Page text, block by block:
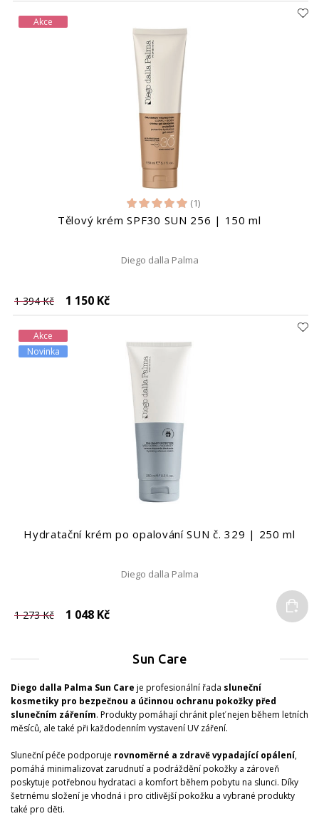
Akce
(1)
Tělový krém SPF30 SUN 256 | 150 ml
Diego dalla Palma
1 394 Kč 1 150 Kč
Akce
Novinka
Hydratační krém po opalování SUN č. 329 | 250 ml
Diego dalla Palma
1 273 Kč 1 048 Kč
Sun Care
Diego dalla Palma Sun Care je profesionální řada sluneční
kosmetiky pro bezpečnou a účinnou ochranu pokožky před
slunečním zářením. Produkty pomáhají chránit pleť nejen během letních
měsíců, ale také při každodenním vystavení UV záření.
Sluneční péče podporuje rovnoměrné a zdravě vypadající opálení,
pomáhá minimalizovat zarudnutí a podráždění pokožky a zároveň
poskytuje potřebnou hydrataci a komfort během pobytu na slunci. Díky
šetrnému složení je vhodná i pro citlivější pokožku a vybrané produkty
také pro děti.